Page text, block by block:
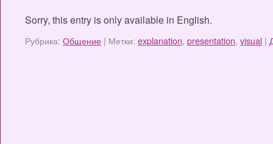
Sorry, this entry is only available in English.
Рубрика: Общение | Метки: explanation, presentation, visual |